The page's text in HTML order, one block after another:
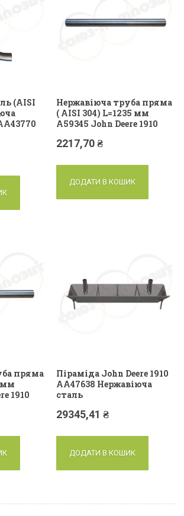
(AISI
Нержавіюча труба пряма
( AISI 304) L=1235 мм
A59345 John Deere 1910
2217,70₴
ДОДАТИ В КОШИК
пряма
мм
1910
Піраміда John Deere 1910
AA47638 Нержавіюча
сталь
29345,41₴
ДОДАТИ В КОШИК